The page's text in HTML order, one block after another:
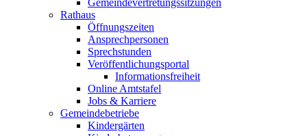
Gemeindevertretungssitzungen
Rathaus
Öffnungszeiten
Ansprechpersonen
Sprechstunden
Veröffentlichungsportal
Informationsfreiheit
Online Amtstafel
Jobs & Karriere
Gemeindebetriebe
Kindergärten